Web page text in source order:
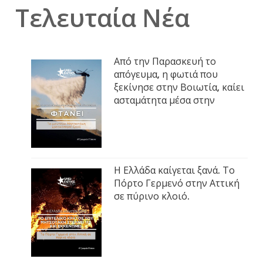
Τελευταία Νέα
Από την Παρασκευή το
απόγευμα, η φωτιά που
ξεκίνησε στην Βοιωτία, καίει
ασταμάτητα μέσα στην
Η Ελλάδα καίγεται ξανά. Το
Πόρτο Γερμενό στην Αττική
σε πύρινο κλοιό.